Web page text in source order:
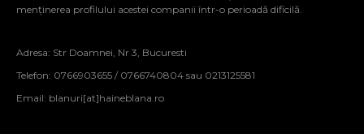
menținerea profilului acestei companii într-o perioadă dificilă.
Adresa: Str Doamnei, Nr 3, Bucuresti
Telefon: 0766903655 / 0766740804 sau 0213125581
Email: blanuri[at]haineblana.ro